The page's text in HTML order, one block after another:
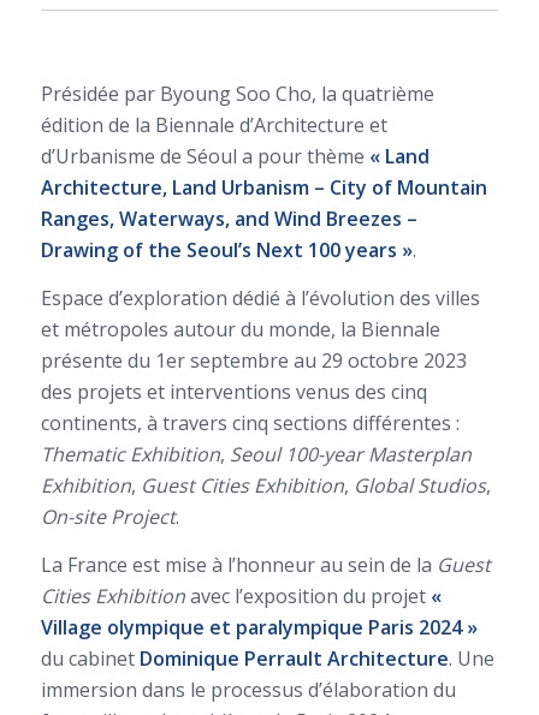
Présidée par Byoung Soo Cho, la quatrième
édition de la Biennale d’Architecture et
d’Urbanisme de Séoul a pour thème « Land
Architecture, Land Urbanism – City of Mountain
Ranges, Waterways, and Wind Breezes –
Drawing of the Seoul’s Next 100 years ».
Espace d’exploration dédié à l’évolution des villes
et métropoles autour du monde, la Biennale
présente du 1er septembre au 29 octobre 2023
des projets et interventions venus des cinq
continents, à travers cinq sections différentes :
Thematic Exhibition, Seoul 100-year Masterplan
Exhibition, Guest Cities Exhibition, Global Studios,
On-site Project.
La France est mise à l’honneur au sein de la Guest
Cities Exhibitionavec l’exposition du projet «
Village olympique et paralympique Paris 2024 »
du cabinet Dominique Perrault Architecture. Une
immersion dans le processus d’élaboration du